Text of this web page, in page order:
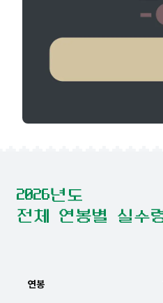
2026년도
전체 연봉별 실수
연봉